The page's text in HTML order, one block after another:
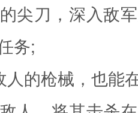
尖刀，深入敌
务;
人的枪械，也能